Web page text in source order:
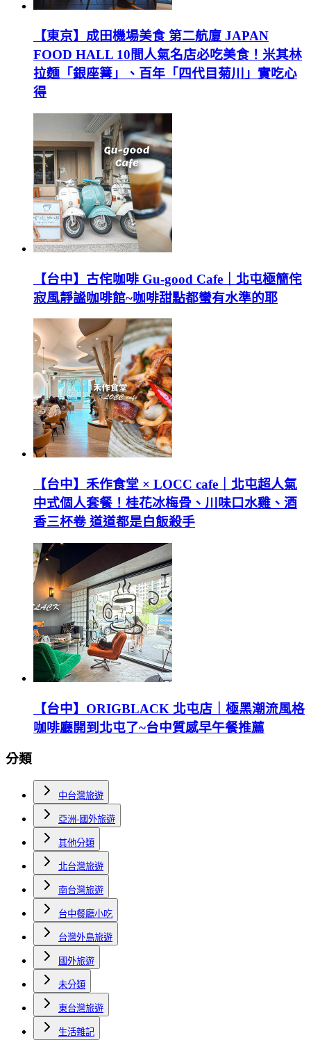
【東京】成田機場美食 第二航廈 JAPAN
FOOD HALL 10間人氣名店必吃美食！米其林
拉麵「銀座篝」、百年「四代目菊川」實吃心
得
【台中】古侘咖啡 Gu-good Cafe｜北屯極簡侘
寂風靜謐咖啡館~咖啡甜點都蠻有水準的耶
【台中】禾作食堂 × LOCC cafe｜北屯超人氣
中式個人套餐！桂花冰梅骨、川味口水雞、酒
香三杯卷 道道都是白飯殺手
【台中】ORIGBLACK 北屯店｜極黑潮流風格
咖啡廳開到北屯了~台中質感早午餐推薦
分類
中台灣旅遊
亞洲-國外旅遊
其他分類
北台灣旅遊
南台灣旅遊
台中餐廳小吃
台灣外島旅遊
國外旅遊
未分類
東台灣旅遊
生活雜記